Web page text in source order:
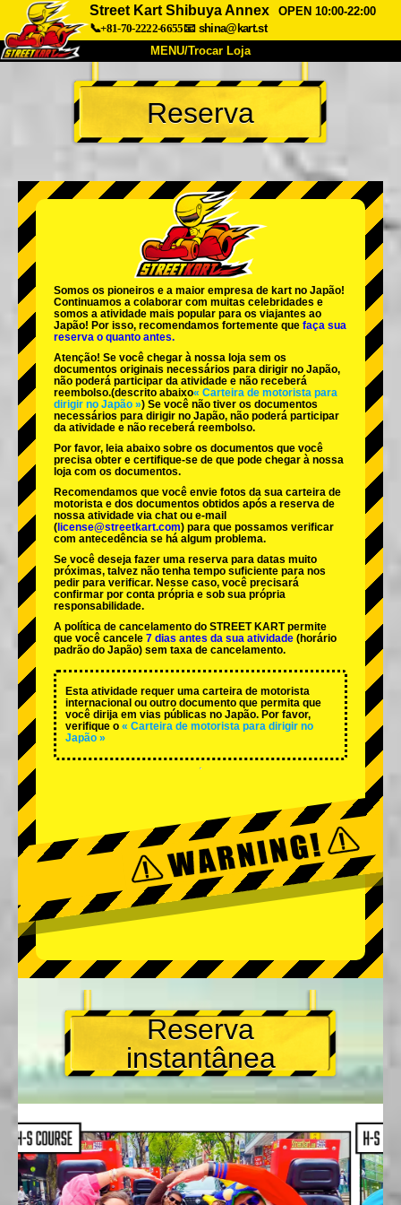
Street Kart Shibuya Annex
OPEN 10:00-22:00
📞+81-70-2222-6655📧 shina@kart.st
MENU/Trocar Loja
INÍCIO
Sobre Especificações Preços
Empresa Reserva
Trocar Loja
Tokyo Shinagawa Tokyo Akihabara#1
Tokyo Akihabara#2
Tokyo Shibuya Annex Tokyo Bay
Tokyo Asakusa Osaka
Okinawa
Reserva
Somos os pioneiros e a maior empresa de kart no Japão!
Continuamos a colaborar com muitas celebridades e
somos a atividade mais popular para os viajantes ao
Japão! Por isso, recomendamos fortemente que faça sua
reserva o quanto antes.
Atenção! Se você chegar à nossa loja sem os
documentos originais necessários para dirigir no Japão,
não poderá participar da atividade e não receberá
reembolso.(descrito abaixo« Carteira de motorista para
dirigir no Japão ») Se você não tiver os documentos
necessários para dirigir no Japão, não poderá participar
da atividade e não receberá reembolso.
Por favor, leia abaixo sobre os documentos que você
precisa obter e certifique-se de que pode chegar à nossa
loja com os documentos.
Recomendamos que você envie fotos da sua carteira de
motorista e dos documentos obtidos após a reserva de
nossa atividade via chat ou e-mail
( license@streetkart.com) para que possamos verificar
com antecedência se há algum problema.
Se você deseja fazer uma reserva para datas muito
próximas, talvez não tenha tempo suficiente para nos
pedir para verificar. Nesse caso, você precisará
confirmar por conta própria e sob sua própria
responsabilidade.
A política de cancelamento do STREET KART permite
que você cancele 7 dias antes da sua atividade (horário
padrão do Japão) sem taxa de cancelamento.
Esta atividade requer uma carteira de motorista
internacional ou outro documento que permita que
você dirija em vias públicas no Japão. Por favor,
verifique o « Carteira de motorista para dirigir no
Japão »
Reserva
instantânea